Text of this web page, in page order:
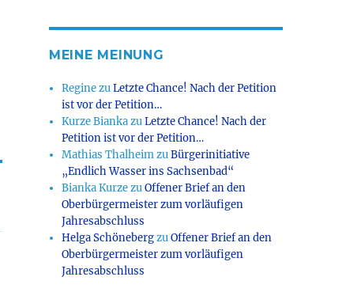
MEINE MEINUNG
ReginezuLetzte Chance! Nach der Petition
ist vor der Petition…
Kurze BiankazuLetzte Chance! Nach der
Petition ist vor der Petition…
Mathias ThalheimzuBürgerinitiative
„Endlich Wasser ins Sachsenbad“
Bianka KurzezuOffener Brief an den
Oberbürgermeister zum vorläufigen
Jahresabschluss
Helga SchönebergzuOffener Brief an den
Oberbürgermeister zum vorläufigen
Jahresabschluss